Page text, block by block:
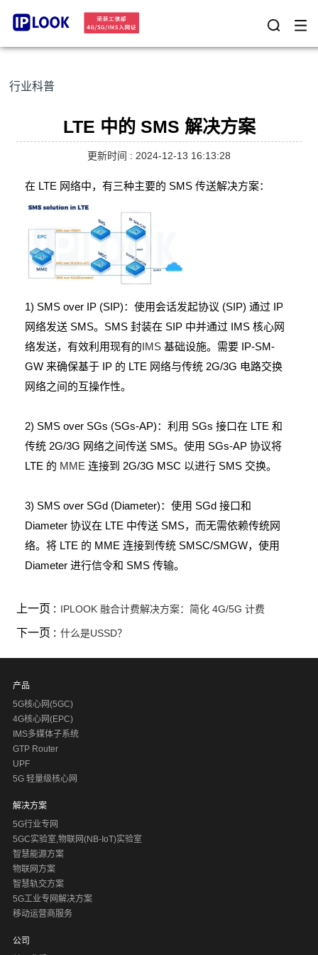
行业科普
LTE 中的 SMS 解决方案
更新时间 : 2024-12-13 16:13:28
在 LTE 网络中，有三种主要的 SMS 传送解决方案：
1) SMS over IP (SIP)：使用会话发起协议 (SIP) 通过 IP
网络发送 SMS。SMS 封装在 SIP 中并通过 IMS 核心网
络发送，有效利用现有的IMS 基础设施。需要 IP-SM-
GW 来确保基于 IP 的 LTE 网络与传统 2G/3G 电路交换
网络之间的互操作性。
2) SMS over SGs (SGs-AP)：利用 SGs 接口在 LTE 和
传统 2G/3G 网络之间传送 SMS。使用 SGs-AP 协议将
LTE 的 MME 连接到 2G/3G MSC 以进行 SMS 交换。
3) SMS over SGd (Diameter)：使用 SGd 接口和
Diameter 协议在 LTE 中传送 SMS，而无需依赖传统网
络。将 LTE 的 MME 连接到传统 SMSC/SMGW，使用
Diameter 进行信令和 SMS 传输。
上一页 : IPLOOK 融合计费解决方案：简化 4G/5G 计费
下一页 : 什么是USSD？
产品
5G核心网(5GC)
4G核心网(EPC)
IMS多媒体子系统
GTP Router
UPF
5G 轻量级核心网
解决方案
5G行业专网
5GC实验室,物联网(NB-IoT)实验室
智慧能源方案
物联网方案
智慧轨交方案
5G工业专网解决方案
移动运营商服务
公司